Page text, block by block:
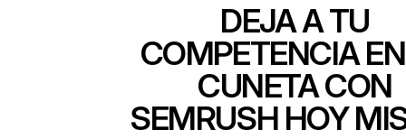
DEJA A TU
COMPETENCIA
CUNETA CON
SEMRUSH HOY